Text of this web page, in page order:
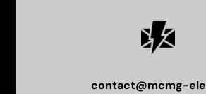
contact@mcmg-